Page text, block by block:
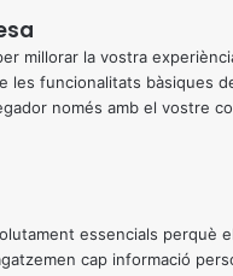
millorar la vostra
les funcionalitats bàsiques
només amb el vostre
essencials
cap informació